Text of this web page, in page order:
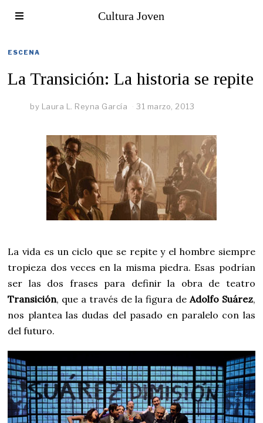
Cultura Joven
ESCENA
La Transición: La historia se repite
by Laura L. Reyna García 31 marzo, 2013
La vida es un ciclo que se repite y el hombre siempre
tropieza dos veces en la misma piedra. Esas podrían
ser las dos frases para definir la obra de teatro
Transición, que a través de la figura de Adolfo Suárez,
nos plantea las dudas del pasado en paralelo con las
del futuro.